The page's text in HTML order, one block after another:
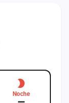
Noche